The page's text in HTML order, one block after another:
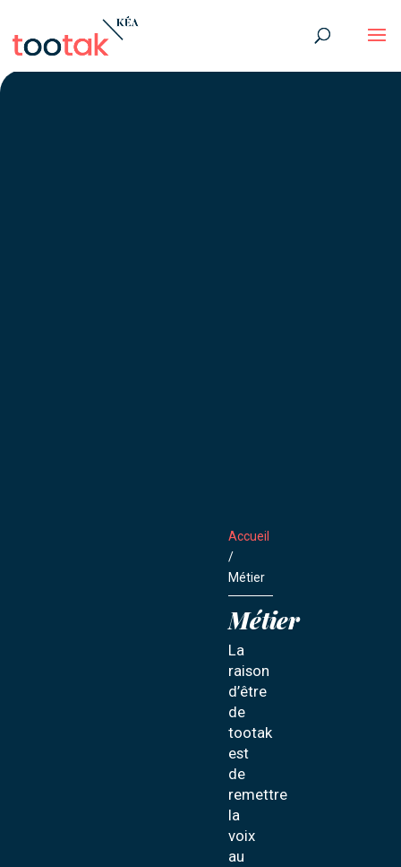
Accueil
/
Métier
Métier
La
raison
d’être
de
tootak
est
de
remettre
la
voix
au